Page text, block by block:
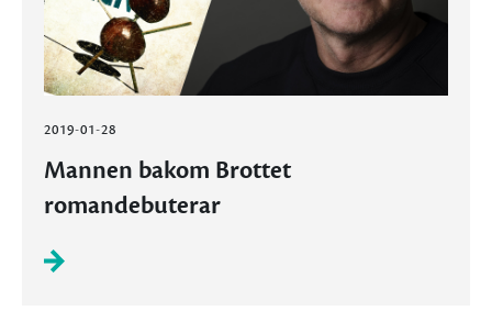
2019-01-28
Mannen bakom Brottet
romandebuterar